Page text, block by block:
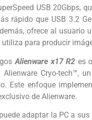
​​USB 20Gbps,
rápido que USB 3.2
ofrece al
para producir
Alienware x17 R2 es
Cryo-tech™,
Este enfoque
de Alienware.
adaptar la PC a